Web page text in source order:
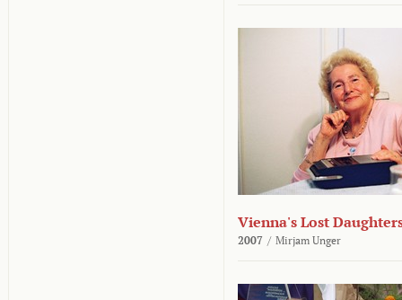
Vienna's Lost
2007 / Mirjam Unger